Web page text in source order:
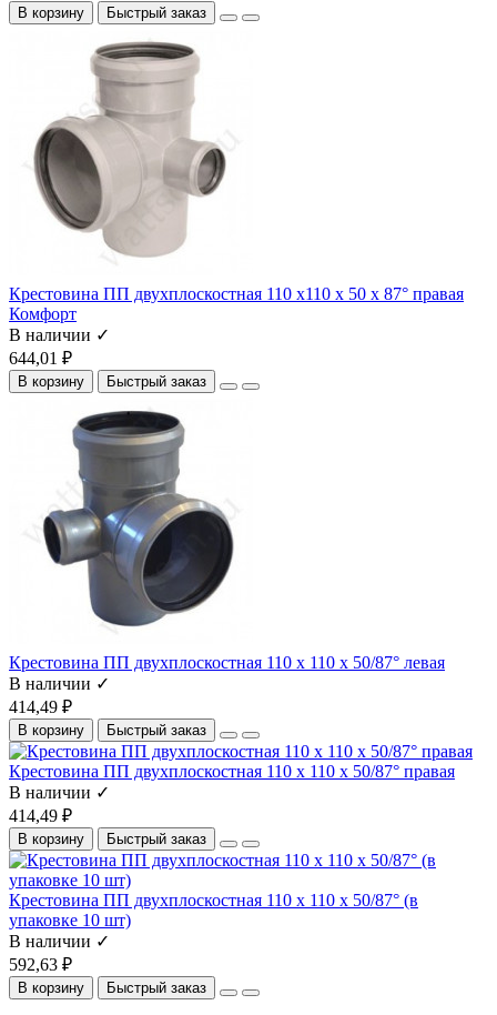
В корзину Быстрый заказ
Крестовина ПП двухплоскостная 110 х110 х 50 х 87° правая
Комфорт
В наличии ✓
644,01 ₽
В корзину Быстрый заказ
Крестовина ПП двухплоскостная 110 x 110 x 50/87° левая
В наличии ✓
414,49 ₽
В корзину Быстрый заказ
Крестовина ПП двухплоскостная 110 x 110 x 50/87° правая
В наличии ✓
414,49 ₽
В корзину Быстрый заказ
Крестовина ПП двухплоскостная 110 x 110 x 50/87° (в
упаковке 10 шт)
В наличии ✓
592,63 ₽
В корзину Быстрый заказ